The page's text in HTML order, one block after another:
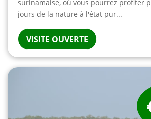
surinamaise, où vous pourrez profiter
jours de la nature à l'état pur...
VISITE OUVERTE